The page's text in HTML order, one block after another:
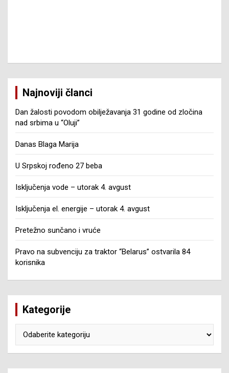
Najnoviji članci
Dan žalosti povodom obilježavanja 31 godine od zločina
nad srbima u “Oluji”
Danas Blaga Marija
U Srpskoj rođeno 27 beba
Isključenja vode – utorak 4. avgust
Isključenja el. energije – utorak 4. avgust
Pretežno sunčano i vruće
Pravo na subvenciju za traktor “Belarus” ostvarila 84
korisnika
Kategorije